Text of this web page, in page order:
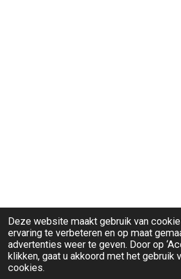
Deze website maakt gebruik van
ervaring te verbeteren en op maat
advertenties weer te geven. Door op
klikken, gaat u akkoord met het gebruik
cookies.
© 2026 Ravi-Stones